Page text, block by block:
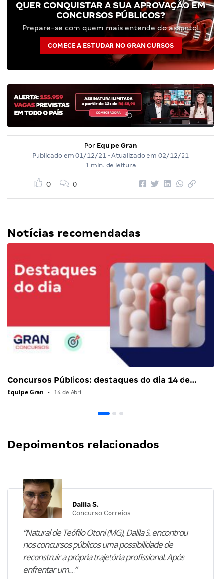
QUER CONQUISTAR A SUA APROVAÇÃO EM
CONCURSOS PÚBLICOS?
Prepare-se com quem mais entende do assunto!
COMECE A ESTUDAR NO GRAN CURSOS
Por Equipe Gran
Publicado em 01/12/21 • Atualizado em 02/12/21
1 min. de leitura
0 0
Notícias recomendadas
Concursos Públicos: destaques do dia 14 de…
Equipe Gran • 14 de Abril
Depoimentos relacionados
Dalila S.
Concurso Correios
“Natural de Teófilo Otoni (MG), Dalila S. encontrou
nos concursos públicos uma possibilidade de
reconstruir a própria trajetória profissional. Após
enfrentar um…”